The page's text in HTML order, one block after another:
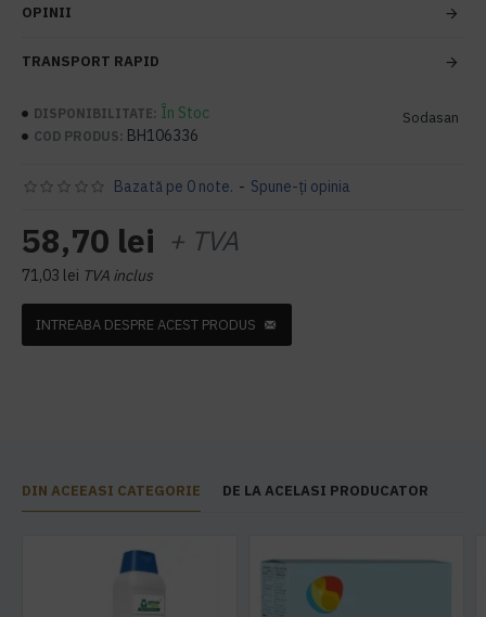
OPINII
TRANSPORT RAPID
DISPONIBILITATE: În Stoc
COD PRODUS: BH106336
Sodasan
Bazată pe 0 note. - Spune-ţi opinia
58,70 lei + TVA
71,03 lei TVA inclus
INTREABA DESPRE ACEST PRODUS
DIN ACEEASI CATEGORIE DE LA ACELASI PRODUCATOR